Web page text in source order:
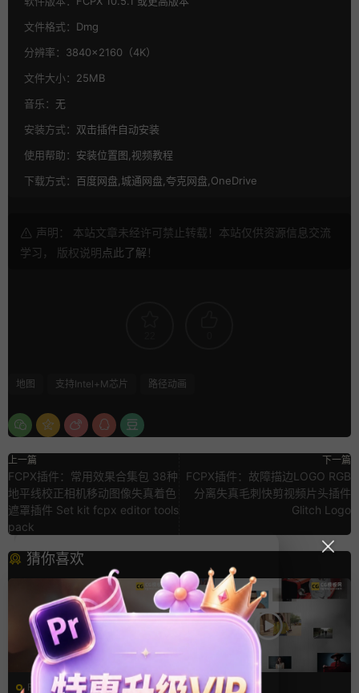
文件格式： Dmg
分辨率： 3840×2160（4K）
文件大小： 25MB
音乐： 无
安装方式： 双击插件自动安装
使用帮助： 安装位置图,视频教程
下载方式： 百度网盘,城通网盘,夸克网盘,OneDrive
声明： 本站文章未经许可禁止转载！本站仅供资源信息交流
学习， 版权说明点此了解 ！
地图 支持Intel+M芯片 路径动画
上一篇
FCPX插件：常用效果合集包 38种
地平线校正相机移动图像失真着色
遮罩插件 Set kit fcpx editor tools
pack
下一篇
FCPX插件：故障描边LOGO RGB
分离失真毛刺快剪视频片头插件
Glitch Logo
猜你喜欢
FCPX转场 FCPX发生器